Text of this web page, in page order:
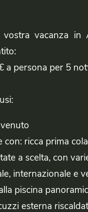
vostra vacanza in
a persona per 5
con: ricca prima
a scelta, con
internazionale e
piscina
esterna